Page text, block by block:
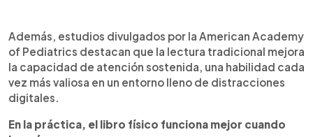
Además, estudios divulgados por la American Academy
of Pediatrics destacan que la lectura tradicional mejora
la capacidad de atención sostenida, una habilidad cada
vez más valiosa en un entorno lleno de distracciones
digitales.
En la práctica, el libro físico funciona mejor cuando